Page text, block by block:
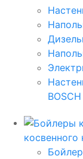
BOSCH
косвенного